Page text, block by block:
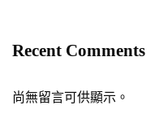
Recent Comments
尚無留言可供顯示。